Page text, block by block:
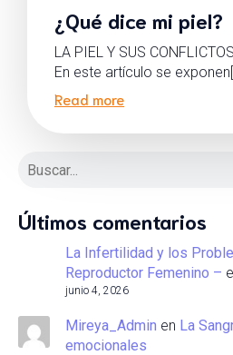
¿Qué dice mi piel?
LA PIEL Y SUS
En este artículo se
Read more
Últimos comentarios
La Infertilidad y los
Reproductor Femenino –
junio 4, 2026
Mireya_Admin en La
emocionales